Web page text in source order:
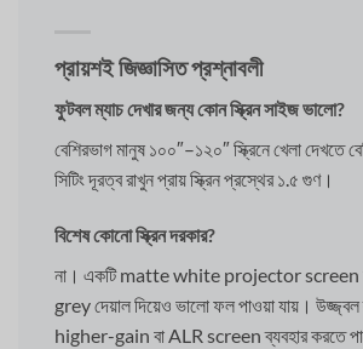
প্রায়শই জিজ্ঞাসিত প্রশ্নাবলী
ফুটবল ম্যাচ দেখার জন্য কোন স্ক্রিন সাইজ ভালো?
বেশিরভাগ মানুষ ১০০″–১২০″ স্ক্রিনে খেলা দেখতে
সিটিং দূরত্ব রাখুন প্রায় স্ক্রিন প্রস্থের ১.৫ গুণ।
বিশেষ কোনো স্ক্রিন দরকার?
না। একটি matte white projector screen
grey দেয়াল দিয়েও ভালো ফল পাওয়া যায়। উজ্জ্বল
higher-gain বা ALR screen ব্যবহার করতে